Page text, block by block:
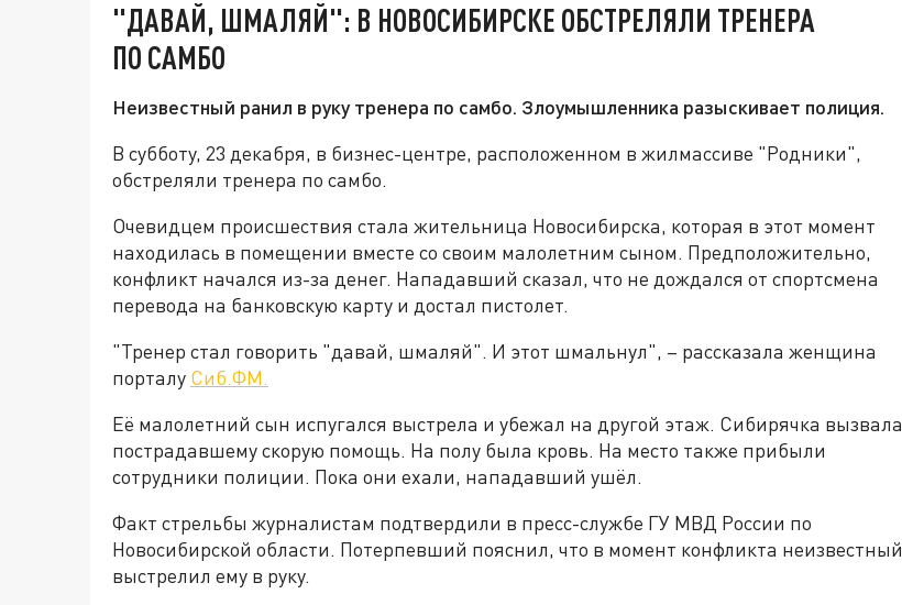
"ДАВАЙ, ШМАЛЯЙ": В НОВОСИБИРСКЕ ОБСТРЕЛЯЛИ ТРЕНЕРА
ПО САМБО
Неизвестный ранил в руку тренера по самбо. Злоумышленника разыскивает полиция.
В субботу, 23 декабря, в бизнес-центре, расположенном в жилмассиве "Родники",
обстреляли тренера по самбо.
Очевидцем происшествия стала жительница Новосибирска, которая в этот момент
находилась в помещении вместе со своим малолетним сыном. Предположительно,
конфликт начался из-за денег. Нападавший сказал, что не дождался от спортсмена
перевода на банковскую карту и достал пистолет.
"Тренер стал говорить "давай, шмаляй". И этот шмальнул", – рассказала женщина
порталу Сиб.ФМ.
Её малолетний сын испугался выстрела и убежал на другой этаж. Сибирячка вызвала
пострадавшему скорую помощь. На полу была кровь. На место также прибыли
сотрудники полиции. Пока они ехали, нападавший ушёл.
Факт стрельбы журналистам подтвердили в пресс-службе ГУ МВД России по
Новосибирской области. Потерпевший пояснил, что в момент конфликта неизвестный
выстрелил ему в руку.